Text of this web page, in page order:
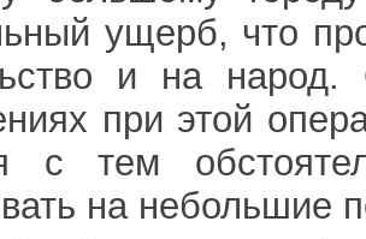
ущерб, что
и на народ.
при этой
с тем
на небольшие